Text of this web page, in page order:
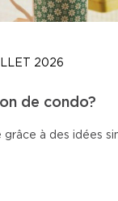
2026
de condo?
à des idées